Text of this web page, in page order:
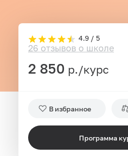
4.9 / 5
26 отзывов о школе
2 850 р./курс
В избранное
Программа